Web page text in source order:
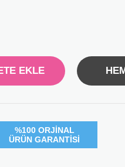
%100 ORJİNAL
ÜRÜN GARANTİSİ